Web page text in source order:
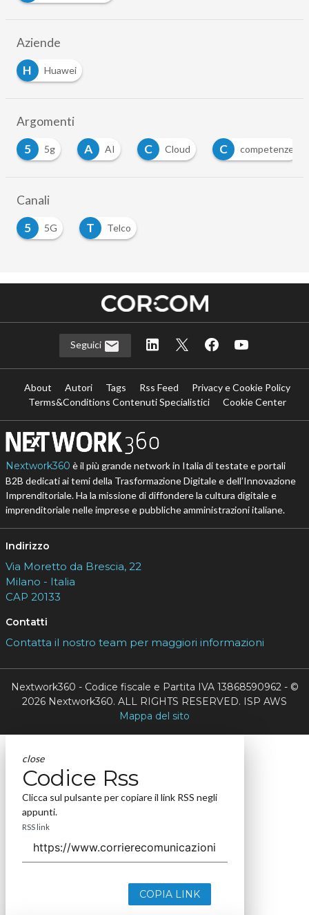
Aziende
H
Huawei
Argomenti
5g AI Cloud competenze
Canali
5
5G T Telco
Seguici
About Autori Tags Rss Feed
Privacy e Cookie Policy
Terms&Conditions Contenuti Specialistici
Cookie Center
Nextwork360 è il più grande network in Italia di testate e portali
B2B dedicati ai temi della Trasformazione Digitale e dell’Innovazione
Imprenditoriale. Ha la missione di diffondere la cultura digitale e
imprenditoriale nelle imprese e pubbliche amministrazioni italiane.
Indirizzo
Via Moretto da Brescia, 22
Milano - Italia
CAP 20133
Contatti
Contatta il nostro team per maggiori informazioni
Nextwork360 - Codice fiscale e Partita IVA 13868590962 - ©
2026 Nextwork360. ALL RIGHTS RESERVED. ISP AWS
Mappa del sito
close
Codice Rss
Clicca sul pulsante per copiare il link RSS negli
appunti.
RSS link
COPIA LINK